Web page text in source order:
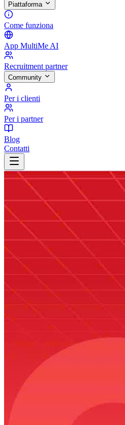
Piattaforma
Come funziona
App MultiMe AI
Recruitment partner
Community
Per i clienti
Per i partner
Blog
Contatti